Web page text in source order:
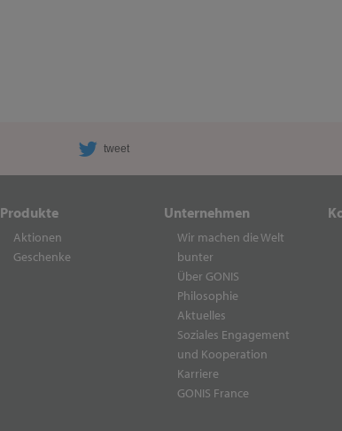
tweet
Produkte
Aktionen
Geschenke
Unternehmen
Wir machen die Welt
bunter
Über GONIS
Philosophie
Aktuelles
Soziales Engagement
und Kooperation
Karriere
GONIS France